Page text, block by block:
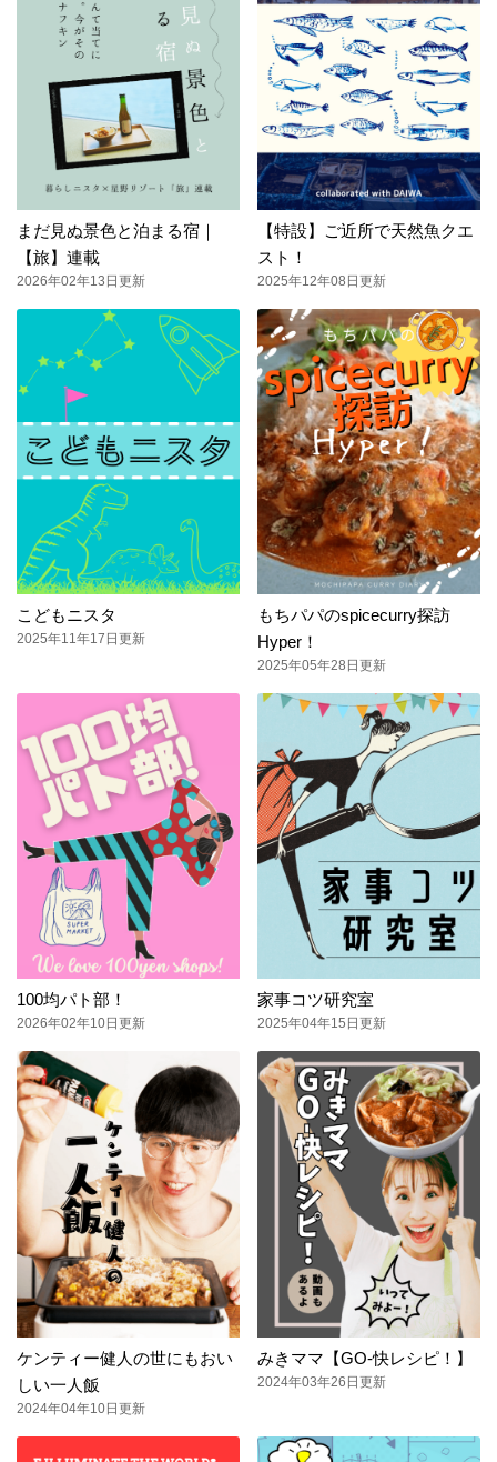
まだ見ぬ景色と泊まる宿｜
【旅】連載
2026年02年13日更新
【特設】ご近所で天然魚クエ
スト！
2025年12年08日更新
こどもニスタ
2025年11年17日更新
もちパパのspicecurry探訪
Hyper！
2025年05年28日更新
100均パト部！
2026年02年10日更新
家事コツ研究室
2025年04年15日更新
ケンティー健人の世にもおい
しい一人飯
2024年04年10日更新
みきママ【GO-快レシピ！】
2024年03年26日更新